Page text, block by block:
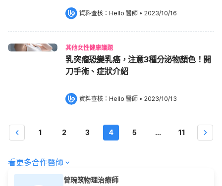
資料查核： Hello 醫師 • 2023/10/16
其他女性健康議題
乳突瘤恐變乳癌，注意3種分泌物顏色！開
刀手術、症狀介紹
資料查核： Hello 醫師 • 2023/10/13
1 2 3 4 5 ... 11
看更多合作醫師
曾琬筑物理治療師